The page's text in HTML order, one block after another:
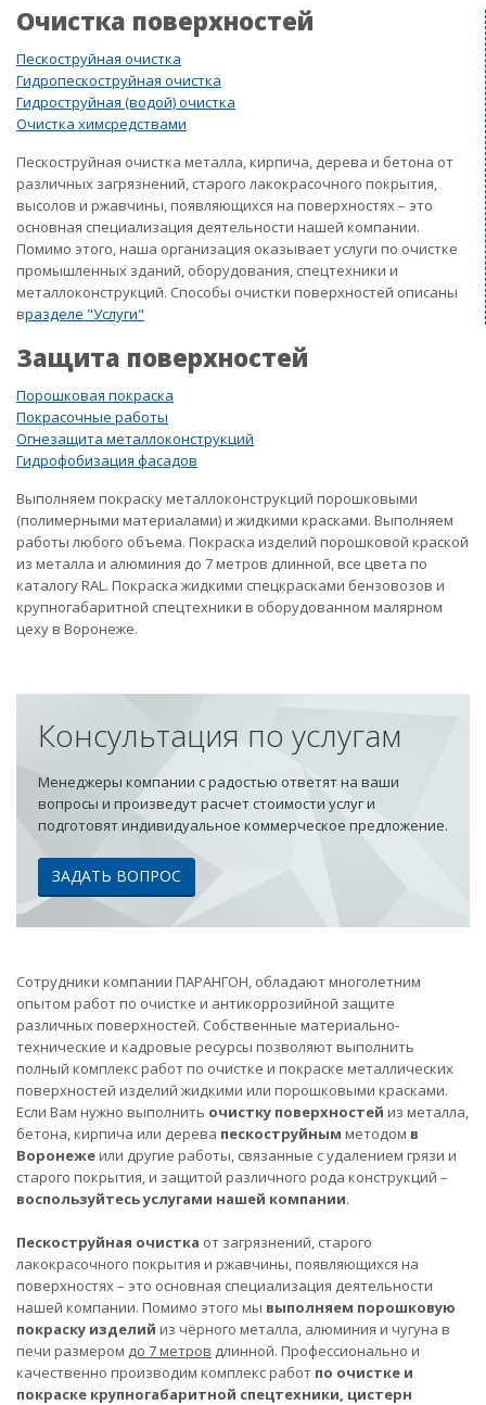
Очистка поверхностей
Пескоструйная очистка
Гидропескоструйная очистка
Гидроструйная (водой) очистка
Очистка химсредствами
Пескоструйная очистка металла, кирпича, дерева и бетона от
различных загрязнений, старого лакокрасочного покрытия,
высолов и ржавчины, появляющихся на поверхностях – это
основная специализация деятельности нашей компании.
Помимо этого, наша организация оказывает услуги по очистке
промышленных зданий, оборудования, спецтехники и
металлоконструкций. Способы очистки поверхностей описаны
вразделе "Услуги"
Защита поверхностей
Порошковая покраска
Покрасочные работы
Огнезащита металлоконструкций
Гидрофобизация фасадов
Выполняем покраску металлоконструкций порошковыми
(полимерными материалами) и жидкими красками. Выполняем
работы любого объема. Покраска изделий порошковой краской
из металла и алюминия до 7 метров длинной, все цвета по
каталогу RAL. Покраска жидкими спецкрасками бензовозов и
крупногабаритной спецтехники в оборудованном малярном
цеху в Воронеже.
Консультация по услугам
Менеджеры компании с радостью ответят на ваши
вопросы и произведут расчет стоимости услуг и
подготовят индивидуальное коммерческое предложение.
ЗАДАТЬ ВОПРОС
Сотрудники компании ПАРАНГОН, обладают многолетним
опытом работ по очистке и антикоррозийной защите
различных поверхностей. Собственные материально-
технические и кадровые ресурсы позволяют выполнить
полный комплекс работ по очистке и покраске металлических
поверхностей изделий жидкими или порошковыми красками.
Если Вам нужно выполнить очистку поверхностей из металла,
бетона, кирпича или дерева пескоструйным методом в
Воронежеили другие работы, связанные с удалением грязи и
старого покрытия, и защитой различного рода конструкций –
воспользуйтесь услугами нашей компании.
Пескоструйная очистка от загрязнений, старого
лакокрасочного покрытия и ржавчины, появляющихся на
поверхностях – это основная специализация деятельности
нашей компании. Помимо этого мы выполняем порошковую
покраску изделий из чёрного металла, алюминия и чугуна в
печи размером до 7 метров длинной. Профессионально и
качественно производим комплекс работ по очистке и
покраске крупногабаритной спецтехники, цистерн